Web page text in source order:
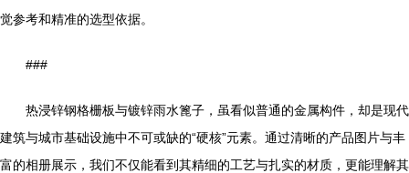
觉参考和精准的选型依据。
###
热浸锌钢格栅板与镀锌雨水篦子，虽看似普通的金属构件，却是现代
建筑与城市基础设施中不可或缺的“硬核”元素。通过清晰的产品图片与丰
富的相册展示，我们不仅能看到其精细的工艺与扎实的材质，更能理解其